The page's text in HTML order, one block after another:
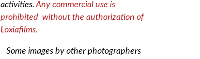
activities.Any commercial use is
prohibited without the authorization of
Loxiafilms.
Some images by other photographers